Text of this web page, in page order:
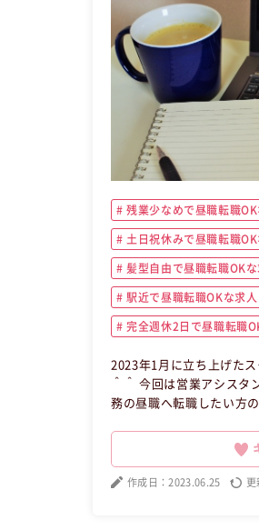
残業少なめで昼職転職OK
土日祝休みで昼職転職OK
髪型自由で昼職転職OKな
駅近で昼職転職OKな求人
完全週休2日で昼職転職
2023年1月に立ち上げたスタートア
＾＾ 今回は営業アシスタントを募集します◎ 【昼職・転職・求人】
務の昼職へ転職したい方の
作成日：2023.06.25 更